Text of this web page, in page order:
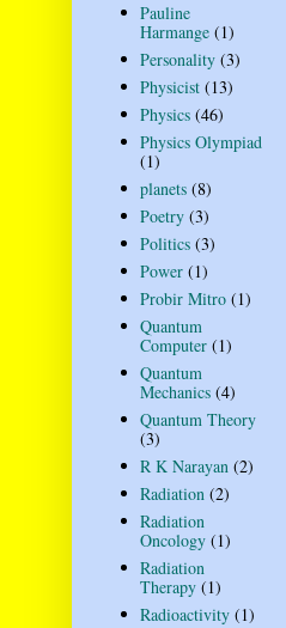
Pauline
Harmange (1)
Personality (3)
Physicist (13)
Physics (46)
Physics Olympiad
(1)
planets (8)
Poetry (3)
Politics (3)
Power (1)
Probir Mitro (1)
Quantum
Computer (1)
Quantum
Mechanics (4)
Quantum Theory
(3)
R K Narayan (2)
Radiation (2)
Radiation
Oncology (1)
Radiation
Therapy (1)
Radioactivity (1)